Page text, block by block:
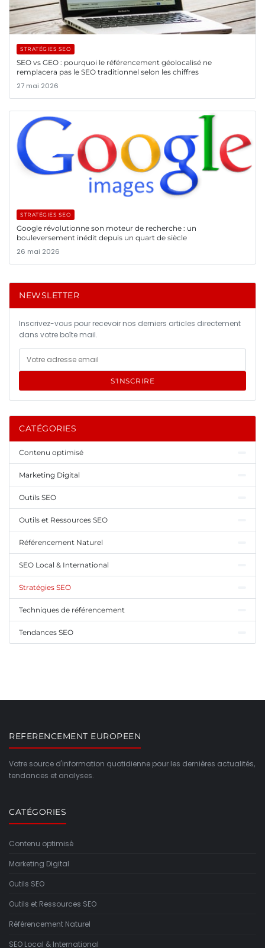
STRATÉGIES SEO
SEO vs GEO : pourquoi le référencement géolocalisé ne
remplacera pas le SEO traditionnel selon les chiffres
27 mai 2026
STRATÉGIES SEO
Google révolutionne son moteur de recherche : un
bouleversement inédit depuis un quart de siècle
26 mai 2026
NEWSLETTER
Inscrivez-vous pour recevoir nos derniers articles directement
dans votre boîte mail.
S'INSCRIRE
CATÉGORIES
Contenu optimisé
Marketing Digital
Outils SEO
Outils et Ressources SEO
Référencement Naturel
SEO Local & International
Stratégies SEO
Techniques de référencement
Tendances SEO
REFERENCEMENT EUROPEEN
Votre source d'information quotidienne pour les dernières actualités,
tendances et analyses.
CATÉGORIES
Contenu optimisé
Marketing Digital
Outils SEO
Outils et Ressources SEO
Référencement Naturel
SEO Local & International